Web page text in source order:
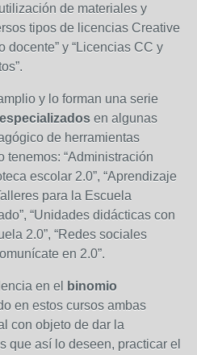
de materiales y
tipos de licencias Creative
docente” y “Licencias CC y
y lo forman una serie
en algunas
de herramientas
tenemos: “Administración
escolar 2.0”, “Aprendizaje
para la Escuela
“Unidades didácticas con
2.0”, “Redes sociales
en 2.0”.
en el
binomio
en estos cursos ambas
con objeto de dar la
que así lo deseen, practicar el